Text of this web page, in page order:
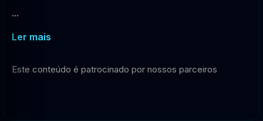
...
Ler mais
Este conteúdo é patrocinado por nossos parceiros